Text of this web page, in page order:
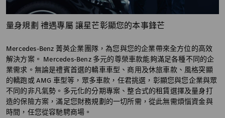
量身規劃 禮遇專屬 讓星芒彰顯您的本事鋒芒
Mercedes-Benz 菁英企業團隊，為您與您的企業帶來全方位的高效
解決方案。 Mercedes-Benz 多元的尊榮車款能夠滿足各種不同的企
業需求。無論是禮賓首選的轎車車型、商用及休旅車款、風格突顯
的轎跑或 AMG 車型等，眾多車款，任君挑選，彰顯您與您企業與眾
不同的非凡氣勢。多元化的分期專案、整合式的租賃選擇及量身打
造的保險方案，滿足您財務規劃的一切所需，從此無需煩惱資金與
時間，任您從容馳騁商場。